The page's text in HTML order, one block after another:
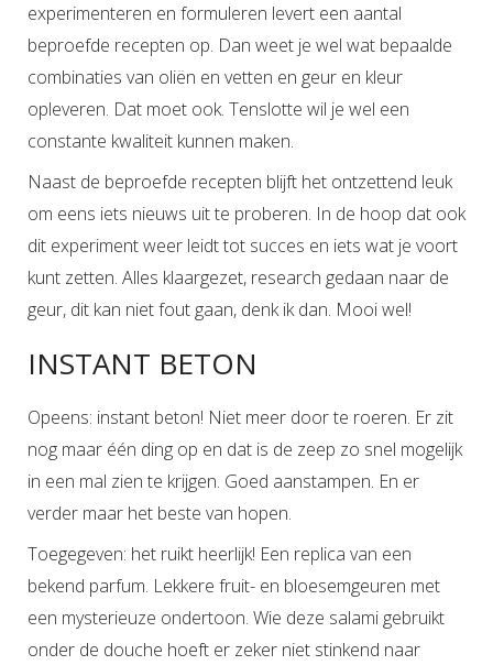
experimenteren en formuleren levert een aantal
beproefde recepten op. Dan weet je wel wat bepaalde
combinaties van oliën en vetten en geur en kleur
opleveren. Dat moet ook. Tenslotte wil je wel een
constante kwaliteit kunnen maken.
Naast de beproefde recepten blijft het ontzettend leuk
om eens iets nieuws uit te proberen. In de hoop dat ook
dit experiment weer leidt tot succes en iets wat je voort
kunt zetten. Alles klaargezet, research gedaan naar de
geur, dit kan niet fout gaan, denk ik dan. Mooi wel!
INSTANT BETON
Opeens: instant beton! Niet meer door te roeren. Er zit
nog maar één ding op en dat is de zeep zo snel mogelijk
in een mal zien te krijgen. Goed aanstampen. En er
verder maar het beste van hopen.
Toegegeven: het ruikt heerlijk! Een replica van een
bekend parfum. Lekkere fruit- en bloesemgeuren met
een mysterieuze ondertoon. Wie deze salami gebruikt
onder de douche hoeft er zeker niet stinkend naar